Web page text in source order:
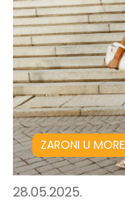
ZARONI U MORE
28.05.2025.